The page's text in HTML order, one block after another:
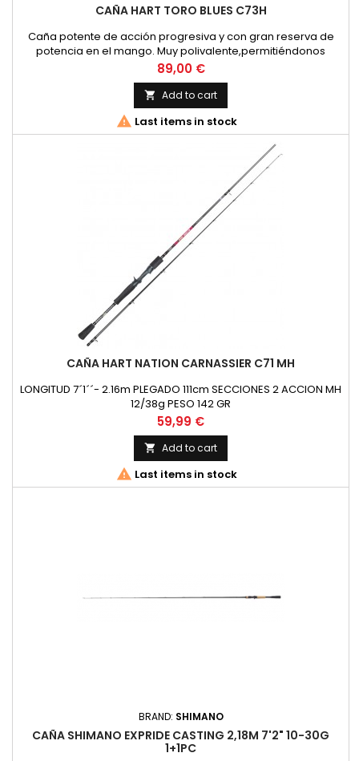
CAÑA HART TORO BLUES C73H
Caña potente de acción progresiva y con gran reserva de
potencia en el mango. Muy polivalente,permitiéndonos
pescar igualmente bien con montajes Texas, Carolina,
Rubber Jigs o Spinner Baits.Montada con anillas K tipo SIC y
portacarrete casting customizado en carbono C-40X. Funda
de tela.
Price
89,00 €
 Add to cart
 Last items in stock
CAÑA HART NATION CARNASSIER C71 MH
LONGITUD 7´1´´- 2.16m PLEGADO 111cm SECCIONES 2 ACCION MH
12/38g PESO 142 GR
Price
59,99 €
 Add to cart
 Last items in stock
BRAND: SHIMANO
CAÑA SHIMANO EXPRIDE CASTING 2,18M 7'2" 10-30G
1+1PC